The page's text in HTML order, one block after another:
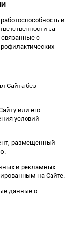
и
за
связанные с
Сайта без
или его
условий
размещенный
и рекламных
на Сайте.
данные о